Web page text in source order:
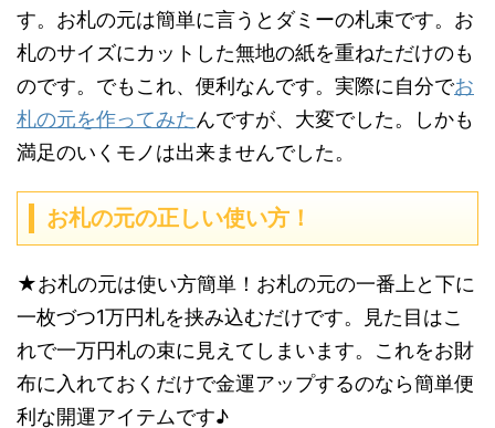
す。お札の元は簡単に言うとダミーの札束です。お
札のサイズにカットした無地の紙を重ねただけのも
のです。でもこれ、便利なんです。実際に自分でお
札の元を作ってみたんですが、大変でした。しかも
満足のいくモノは出来ませんでした。
お札の元の正しい使い方！
★お札の元は使い方簡単！お札の元の一番上と下に
一枚づつ1万円札を挟み込むだけです。見た目はこ
れで一万円札の束に見えてしまいます。これをお財
布に入れておくだけで金運アップするのなら簡単便
利な開運アイテムです♪